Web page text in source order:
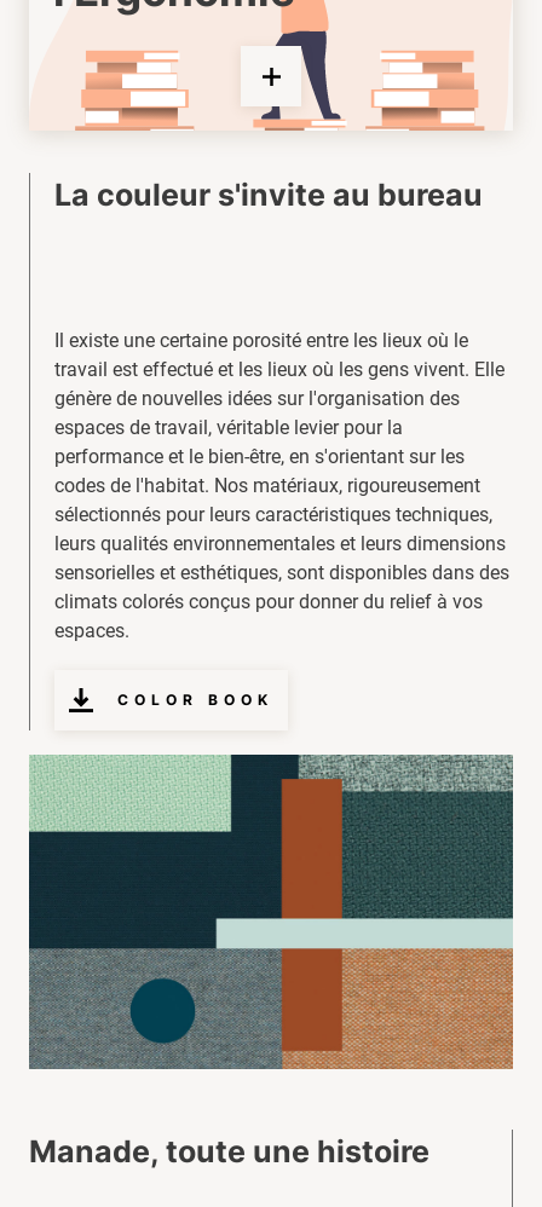
La couleur s'invite au bureau
Il existe une certaine porosité entre les lieux où le
travail est effectué et les lieux où les gens vivent. Elle
génère de nouvelles idées sur l'organisation des
espaces de travail, véritable levier pour la
performance et le bien-être, en s'orientant sur les
codes de l'habitat. Nos matériaux, rigoureusement
sélectionnés pour leurs caractéristiques techniques,
leurs qualités environnementales et leurs dimensions
sensorielles et esthétiques, sont disponibles dans des
climats colorés conçus pour donner du relief à vos
espaces.
COLOR BOOK
Manade, toute une histoire